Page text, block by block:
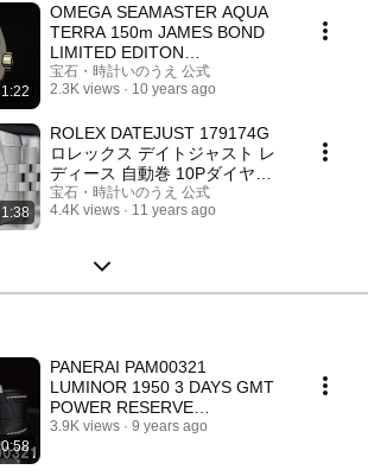
1:22
OMEGA SEAMASTER AQUA
TERRA 150m JAMES BOND
LIMITED EDITON
231.10.42.21.03.004 オメガ
シーマスター・アクアテラ
宝石・時計いのうえ 公式
2.3K views
10 years ago
1:38
ROLEX DATEJUST 179174G
ロレックス デイトジャスト レ
ディース 自動巻 10Pダイヤ
（ブラック）
宝石・時計いのうえ 公式
4.4K views
11 years ago
0:58
PANERAI PAM00321
LUMINOR 1950 3 DAYS GMT
POWER RESERVE
AUTOMATIC 44MM
3.9K views 9 years ago